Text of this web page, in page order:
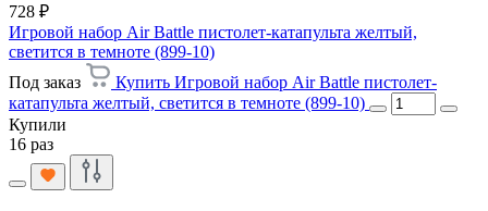
728 ₽
Игровой набор Air Battle пистолет-катапульта желтый,
светится в темноте (899-10)
Под заказ
Купить Игровой набор Air Battle пистолет-
катапульта желтый, светится в темноте (899-10)
Купили
16 раз